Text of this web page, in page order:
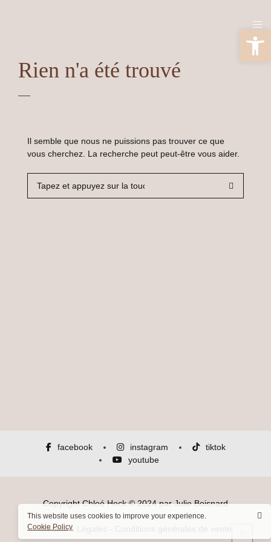
Rien n'a été trouvé
Il semble que nous ne puissions pas trouver ce que
vous cherchez. La recherche peut peut-être vous aider.
facebook instagram
tiktok
youtube
CopyrightChloé Heck© 2024 parJulie Boisnard
Mentions Légales
This website uses cookies to improve your experience.
Cookie Policy